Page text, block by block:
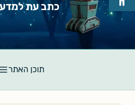
כתב עת למדע
תוכן האתר